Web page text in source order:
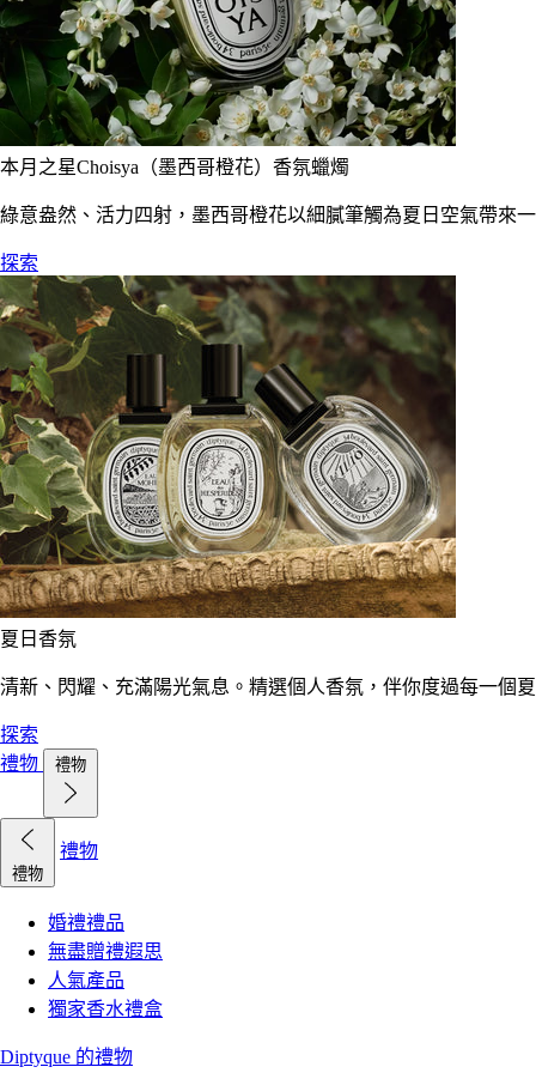
本月之星Choisya（墨西哥橙花）香氛蠟燭
綠意盎然、活力四射，墨西哥橙花以細膩筆觸為夏日空氣帶來
探索
夏日香氛
清新、閃耀、充滿陽光氣息。精選個人香氛，伴你度過每一個
探索
禮物
禮物
禮物
禮物
婚禮禮品
無盡贈禮遐思
人氣產品
獨家香水禮盒
Diptyque 的禮物